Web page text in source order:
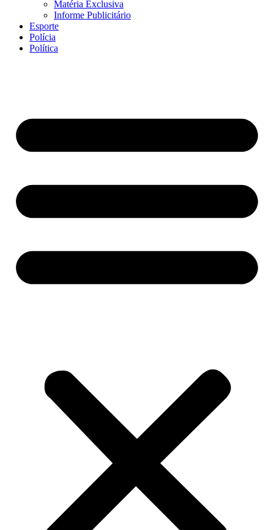
Matéria Exclusiva
Informe Publicitário
Esporte
Polícia
Política